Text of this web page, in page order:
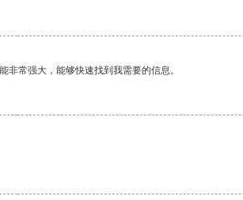
常强大，能够快速找到我需要的信息。